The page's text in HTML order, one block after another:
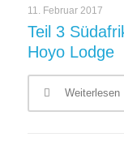
11. Februar 2017
Teil 3
Hoyo Lodge
Weiterlesen